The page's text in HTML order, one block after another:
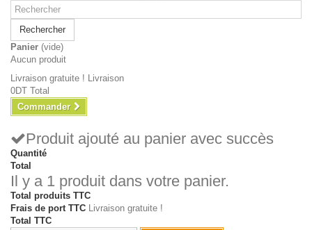
Rechercher
Panier (vide)
Aucun produit
Livraison gratuite ! Livraison
0DT Total
Commander
Produit ajouté au panier avec succès
Quantité
Total
Il y a 1 produit dans votre panier.
Total produits TTC
Frais de port TTC Livraison gratuite !
Total TTC